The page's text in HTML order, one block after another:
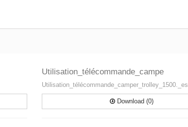
Utilisation_télécommande_campe
Utilisation_télécommande_camper_trolley_1500._es
Download (0)